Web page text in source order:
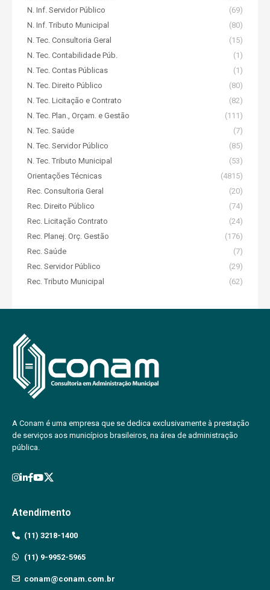
N. Inf. Servidor Público
(69)
N. Inf. Tributo Municipal
(80)
N. Tec. Consultoria Geral
(15)
N. Tec. Contabilidade Púb.
(1)
N. Tec. Contas Públicas
(1)
N. Tec. Direito Público
(80)
N. Tec. Licitação e Contrato
(82)
N. Tec. Plan., Orçam. e Gestão
(111)
N. Tec. Saúde
(7)
N. Tec. Servidor Público
(85)
N. Tec. Tributo Municipal
(53)
Orientações Técnicas
(4815)
Rec. Consultoria Geral
(20)
Rec. Direito Público
(74)
Rec. Licitação Contrato
(24)
Rec. Planej. Orç. Gestão
(176)
Rec. Saúde
(7)
Rec. Servidor Público
(29)
Rec. Tributo Municipal
(62)
A Conam é uma empresa que se dedica exclusivamente à prestação
de serviços aos municípios brasileiros, na área de administração
pública.
Atendimento
(11) 3218-1400
(11) 9-9952-5965
conam@conam.com.br